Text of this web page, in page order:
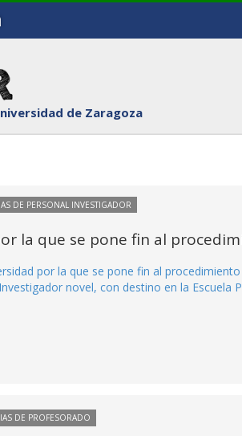
de Zaragoza
DE PERSONAL INVESTIGADOR
la que se pone fin al
por la que se pone fin al
novel, con destino en la Escuela
DE PROFESORADO